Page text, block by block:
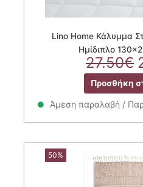
Lino Home Κάλυμμα
Ημίδιπλο
27.50€
Προσθήκη
Άμεση παραλαβή /
50%